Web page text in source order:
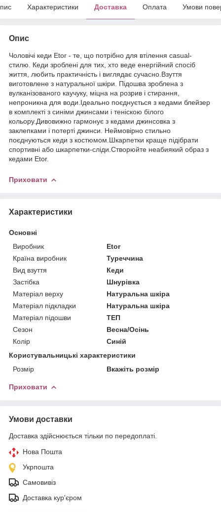
Характеристики Доставка Оплата Умови
Опис
Чоловічі кеди Etor - те, що потрібно для втілення casual-
стилю. Кеди зроблені для тих, хто веде енергійний спосіб
життя, любить практичність і виглядає сучасно.Взуття
виготовлене з натуральної шкіри. Підошва зроблена з
вулканізованого каучуку, міцна на розрив і стирання,
непроникна для води.Ідеально поєднується з кедами блейзер
в комплекті з синіми джинсами і теніскою білого
кольору.Дивовижно гармонує з кедами джинсовка з
заклепками і потерті джинси. Неймовірно стильно
поєднуються кеди з костюмом.Шкарпетки краще підібрати
спортивні або шкарпетки-сліди.Створюйте неабиякий образ з
кедами Etor.
Приховати
Характеристики
Основні
Виробник
Etor
Країна виробник
Туреччина
Вид взуття
Кеди
Застібка
Шнурівка
Матеріал верху
Натуральна шкіра
Матеріал підкладки
Натуральна шкіра
Матеріал підошви
ТЕП
Сезон
Весна/Осінь
Колір
Синій
Користувальницькі характеристики
Розмір
Вкажіть розмір
Приховати
Умови доставки
Доставка здійснюється тільки по передоплаті.
Нова Пошта
Укрпошта
Самовивіз
Доставка кур'єром